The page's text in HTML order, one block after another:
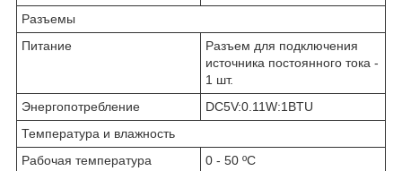
Разъемы
Питание
Разъем для подключения
источника постоянного тока -
1 шт.
Энергопотребление
DC5V:0.11W:1BTU
Температура и влажность
Рабочая температура
0 - 50 ºC